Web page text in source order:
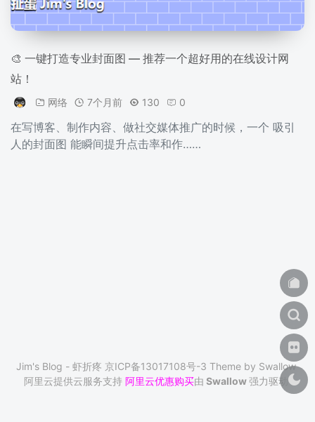
🎨 一键打造专业封面图 — 推荐一个超好用的在线设计网
站！
网络 7个月前 130 0
在写博客、制作内容、做社交媒体推广的时候，一个 吸引
人的封面图 能瞬间提升点击率和作……
Jim's Blog - 虾折疼 京ICP备13017108号-3 Theme by Swallow
阿里云提供云服务支持 阿里云优惠购买由 Swallow强力驱动